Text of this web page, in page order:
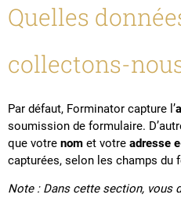
Quelles
collectons-
Par défaut, Forminator capture l’
soumission de formulaire.
que votre nom et votre adresse
capturées, selon les champs du
Note : Dans cette section, vous